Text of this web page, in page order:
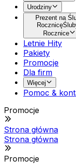
Urodziny
Prezent na
Rocznicę
Rocznice
Letnie Hity
Pakiety
Promocje
Dla firm
Więcej
Pomoc &
Promocje
Strona główna
Strona główna
Promocje